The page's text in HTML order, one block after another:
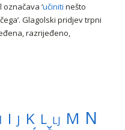
označava ‘učiniti nešto
Glagolski pridjev trpni
razrijeđeno,
I J K L LJ M N